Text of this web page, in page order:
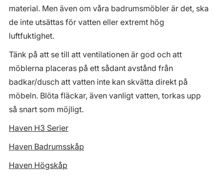
material. Men även om våra badrumsmöbler är det, ska
de inte utsättas för vatten eller extremt hög
luftfuktighet.
Tänk på att se till att ventilationen är god och att
möblerna placeras på ett sådant avstånd från
badkar/dusch att vatten inte kan skvätta direkt på
möbeln. Blöta fläckar, även vanligt vatten, torkas upp
så snart som möjligt.
Haven H3 Serier
Haven Badrumsskåp
Haven Högskåp